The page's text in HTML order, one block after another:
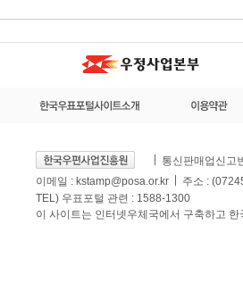
통신판매업신고
이메일 : kstamp@posa.or.kr
주소 :
TEL) 우표포털 관련 : 1588-1300
이 사이트는 인터넷우체국에서 구축하고